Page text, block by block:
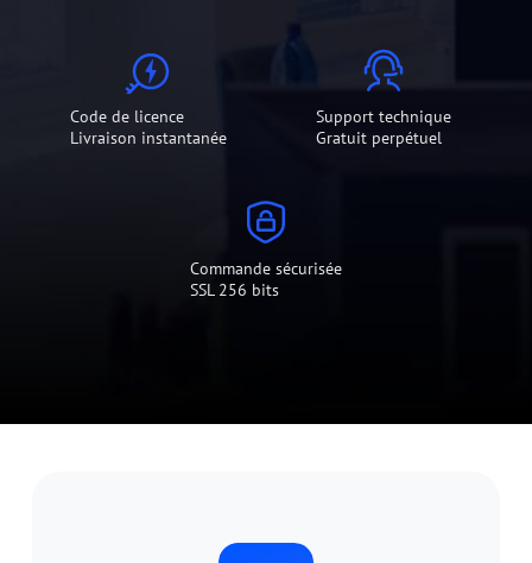
Code de licence
Livraison instantanée
Support technique
Gratuit perpétuel
Commande sécurisée
SSL 256 bits